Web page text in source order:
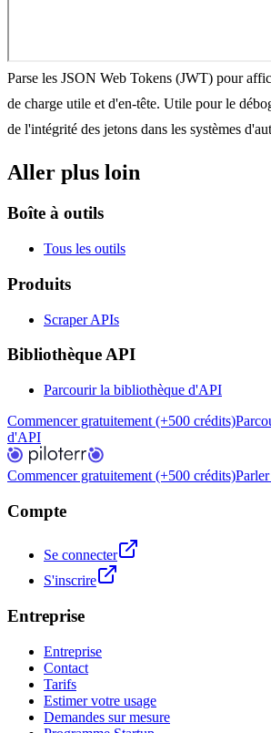
Parse les JSON Web Tokens (JWT) pour
de charge utile et d'en-tête. Utile pour le
de l'intégrité des jetons dans les systèmes
Aller plus loin
Boîte à outils
Tous les outils
Produits
Scraper APIs
Bibliothèque API
Parcourir la bibliothèque d'API
Commencer gratuitement (+500 crédits)
d'API
Commencer gratuitement (+500 crédits)
Compte
Se connecter
S'inscrire
Entreprise
Entreprise
Contact
Tarifs
Estimer votre usage
Demandes sur mesure